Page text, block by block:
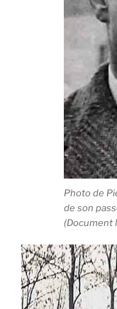
Photo de
de son
(Document